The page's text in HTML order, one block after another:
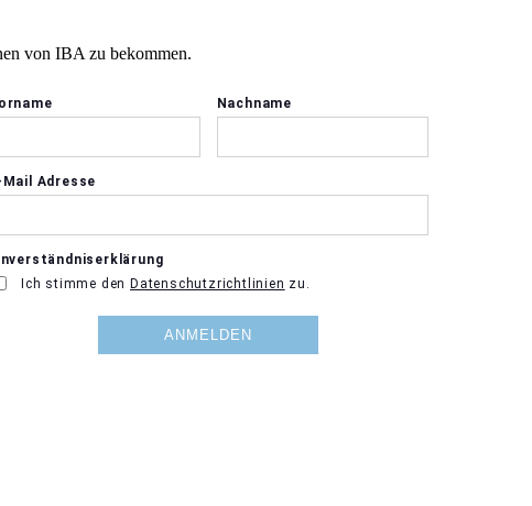
von IBA zu bekommen.